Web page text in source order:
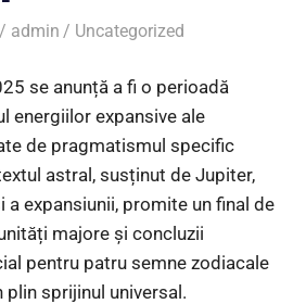
admin Uncategorized
se anunță a fi o perioadă
energiilor expansive ale
de pragmatismul specific
astral, susținut de Jupiter,
a expansiunii, promite un final de
majore și concluzii
pentru patru semne zodiacale
sprijinul universal.